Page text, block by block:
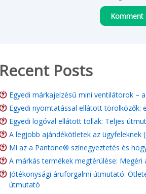
Recent Posts
Egyedi márkajelzésű mini ventilátorok –
Egyedi nyomtatással ellátott törölközők:
Egyedi logóval ellátott tollak: Teljes
A legjobb ajándékötletek az ügyfeleknek
Mi az a Pantone® színegyeztetés és
A márkás termékek megtérülése: Megéri
Jótékonysági áruforgalmi útmutató:
útmutató